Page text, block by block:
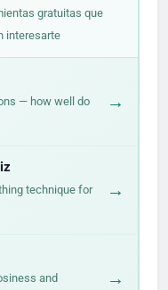
gratuitas que
interesarte
— how well do
→
technique for
→
and
→